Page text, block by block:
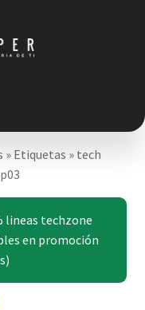
Expandir
hijo
» Etiquetas » tech
lineas techzone
en promoción